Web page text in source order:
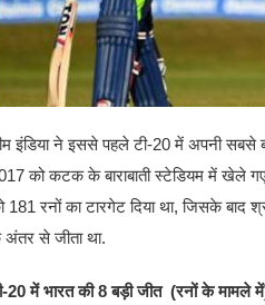
इंडिया ने इससे पहले टी-20 में अपनी सबसे
को कटक के बाराबाती स्टेडियम में खेले
181 रनों का टारगेट दिया था, जिसके
से जीता था.
20 में भारत की 8 बड़ी जीत (रनों के मामले